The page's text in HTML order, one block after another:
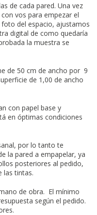
de cada pared. Una vez
vos para empezar el
del espacio, ajustamos
digital de como quedaría
la muestra se
de 50 cm de ancho por 9
de 1,00 de ancho
con papel base y
en óptimas condiciones
por lo tanto te
la pared a empapelar, ya
posteriores al pedido,
las tintas.
de obra. El mínimo
según el pedido.